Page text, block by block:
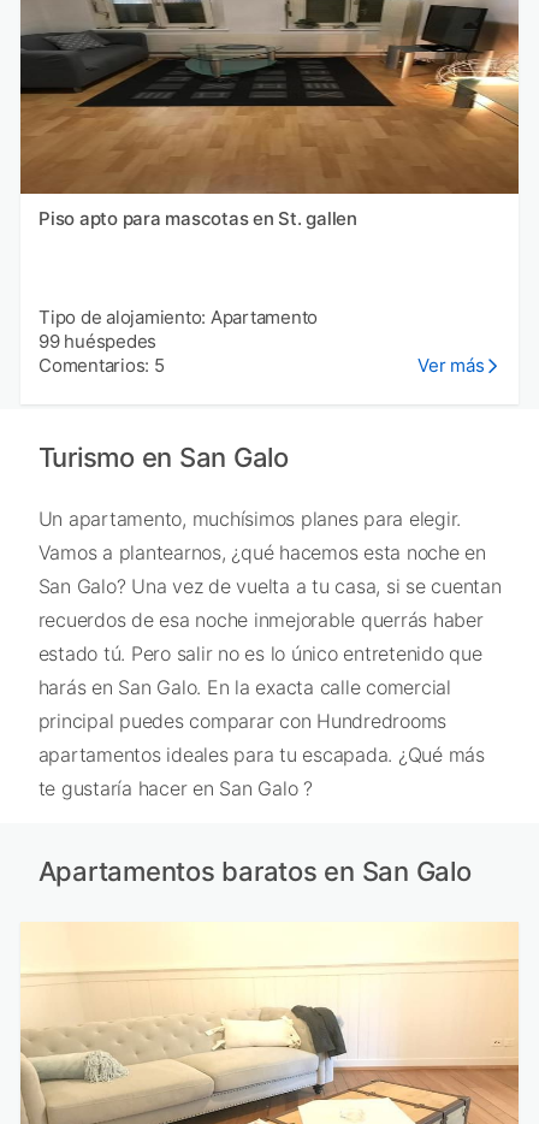
Piso apto para mascotas en St. gallen
Tipo de alojamiento: Apartamento
99 huéspedes
Comentarios: 5
Ver más
Turismo en San Galo
Un apartamento, muchísimos planes para elegir.
Vamos a plantearnos, ¿qué hacemos esta noche en
San Galo? Una vez de vuelta a tu casa, si se cuentan
recuerdos de esa noche inmejorable querrás haber
estado tú. Pero salir no es lo único entretenido que
harás en San Galo. En la exacta calle comercial
principal puedes comparar con Hundredrooms
apartamentos ideales para tu escapada. ¿Qué más
te gustaría hacer en San Galo ?
Apartamentos baratos en San Galo